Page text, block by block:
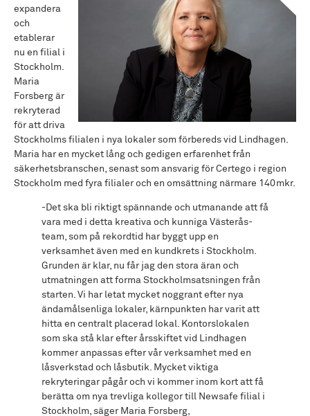
expandera
och
etablerar
nu en filial i
Stockholm.
Maria
Forsberg är
rekryterad
för att driva
Stockholms filialen i nya lokaler som förbereds vid Lindhagen.
Maria har en mycket lång och gedigen erfarenhet från
säkerhetsbranschen, senast som ansvarig för Certego i region
Stockholm med fyra filialer och en omsättning närmare 140mkr.
-Det ska bli riktigt spännande och utmanande att få
vara med i detta kreativa och kunniga Västerås-
team, som på rekordtid har byggt upp en
verksamhet även med en kundkrets i Stockholm.
Grunden är klar, nu får jag den stora äran och
utmatningen att forma Stockholmsatsningen från
starten. Vi har letat mycket noggrant efter nya
ändamålsenliga lokaler, kärnpunkten har varit att
hitta en centralt placerad lokal. Kontorslokalen
som ska stå klar efter årsskiftet vid Lindhagen
kommer anpassas efter vår verksamhet med en
låsverkstad och låsbutik. Mycket viktiga
rekryteringar pågår och vi kommer inom kort att få
berätta om nya trevliga kollegor till Newsafe filial i
Stockholm, säger Maria Forsberg,